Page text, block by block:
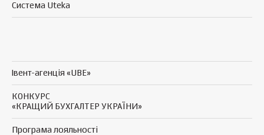
Система Uteka
Івент-агенція «UBE»
КОНКУРС
«КРАЩИЙ БУХГАЛТЕР УКРАЇНИ»
Програма лояльності